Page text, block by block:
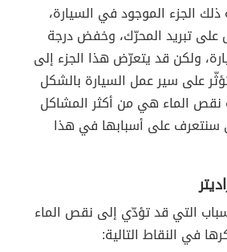
ذلك الجزء الموجود في السيارة،
على تبريد المحرّك، وخفض درجة
ولكن قد يتعرّض هذا الجزء إلى
على سير عمل السيارة بالشكل
نقص الماء هي من أكثر المشاكل
سنتعرف على أسبابها في هذا
التي قد تؤدّي إلى نقص الماء
في النقاط التالية: